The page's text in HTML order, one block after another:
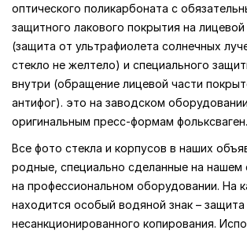
оптического поликарбоната с
защитного лакового покрытия на лицевой
(защита от ультрафиолета солнечных
стекло не желтело) и специального
внутри (обращение лицевой части
антифог). это на заводском
оригинальным пресс-формам фольксваген.
Все фото стекла и корпусов в наших
родные, специально сделанные на нашем
на профессиональном оборудовании. На
находится особый водяной знак – защита
несанкционированного копирования.